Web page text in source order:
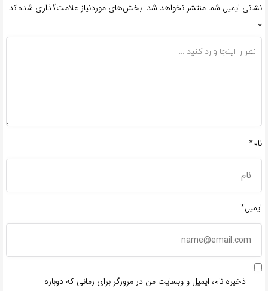
نشانی ایمیل شما منتشر نخواهد شد. بخش‌های موردنیاز علامت‌گذاری شده‌اند
*
نام*
ایمیل*
ذخیره نام، ایمیل و وبسایت من در مرورگر برای زمانی که دوباره